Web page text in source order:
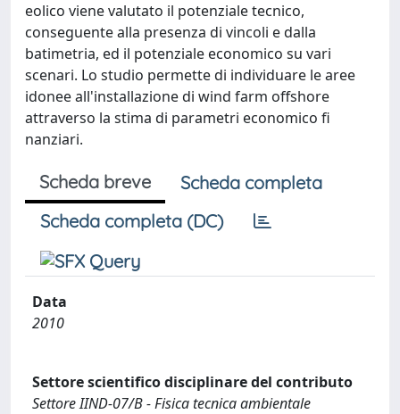
eolico viene valutato il potenziale tecnico,
conseguente alla presenza di vincoli e dalla
batimetria, ed il potenziale economico su vari
scenari. Lo studio permette di individuare le aree
idonee all'installazione di wind farm offshore
attraverso la stima di parametri economico fi
nanziari.
Scheda breve
Scheda completa
Scheda completa (DC)
Data
2010
Settore scientifico disciplinare del contributo
Settore IIND-07/B - Fisica tecnica ambientale